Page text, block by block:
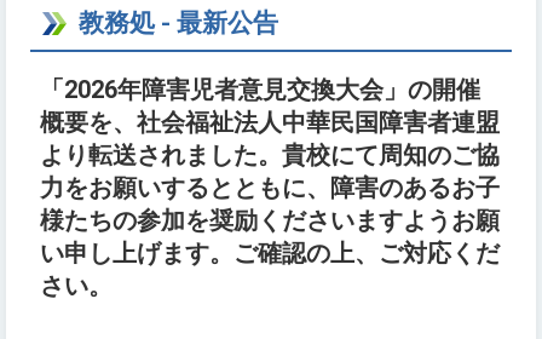
教務処 - 最新公告
「2026年障害児者意見交換大会」の開催
概要を、社会福祉法人中華民国障害者連盟
より転送されました。貴校にて周知のご協
力をお願いするとともに、障害のあるお子
様たちの参加を奨励くださいますようお願
い申し上げます。ご確認の上、ご対応くだ
さい。